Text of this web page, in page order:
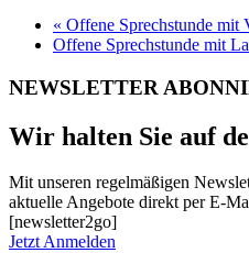
« Offene Sprechstunde mit
Offene Sprechstunde mit
NEWSLETTER
Wir halten Sie auf
Mit unseren regelmäßigen
aktuelle Angebote direkt per E-
[newsletter2go]
Jetzt Anmelden